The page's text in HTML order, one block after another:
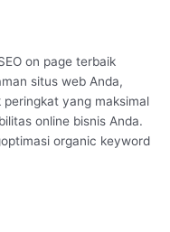
on page terbaik
situs web Anda,
yang maksimal
online bisnis Anda.
organic keyword